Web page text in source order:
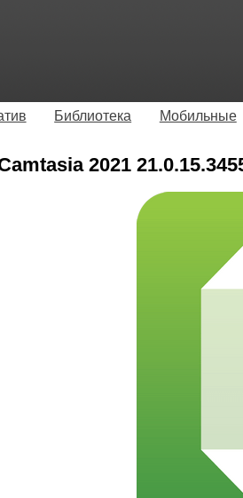
Библиотека Мобильные
2021